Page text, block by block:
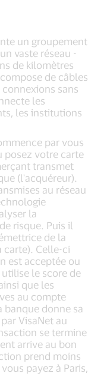
un groupement
vaste réseau -
de kilomètres
de câbles
sans
les
les institutions
par vous
posez votre carte
transmet
(l'acquéreur).
au réseau
la
risque. Puis il
de la
carte). Celle-ci
est acceptée ou
le score de
que les
au compte
banque donne sa
VisaNet au
se termine
arrive au bon
prend moins
payez à Paris,